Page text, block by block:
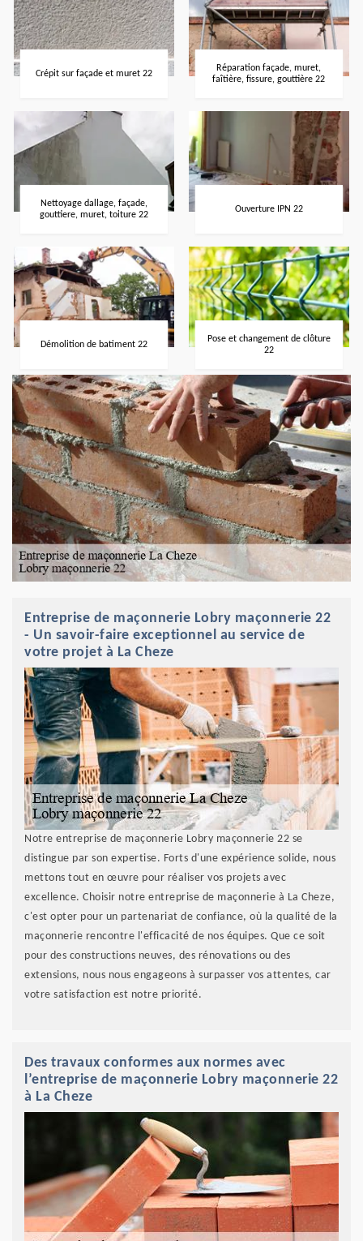
Crépit sur façade et muret 22
Réparation façade, muret,
faîtière, fissure, gouttière 22
Nettoyage dallage, façade,
gouttiere, muret, toiture 22
Ouverture IPN 22
Démolition de batiment 22
Pose et changement de clôture
22
Entreprise de maçonnerie Lobry maçonnerie 22
- Un savoir-faire exceptionnel au service de
votre projet à La Cheze
Notre entreprise de maçonnerie Lobry maçonnerie 22 se
distingue par son expertise. Forts d'une expérience solide, nous
mettons tout en œuvre pour réaliser vos projets avec
excellence. Choisir notre entreprise de maçonnerie à La Cheze,
c'est opter pour un partenariat de confiance, où la qualité de la
maçonnerie rencontre l'efficacité de nos équipes. Que ce soit
pour des constructions neuves, des rénovations ou des
extensions, nous nous engageons à surpasser vos attentes, car
votre satisfaction est notre priorité.
Des travaux conformes aux normes avec
l’entreprise de maçonnerie Lobry maçonnerie 22
à La Cheze